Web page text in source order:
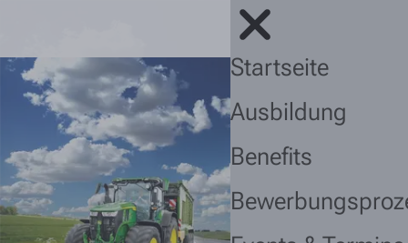
Startseite
Ausbildung
Benefits